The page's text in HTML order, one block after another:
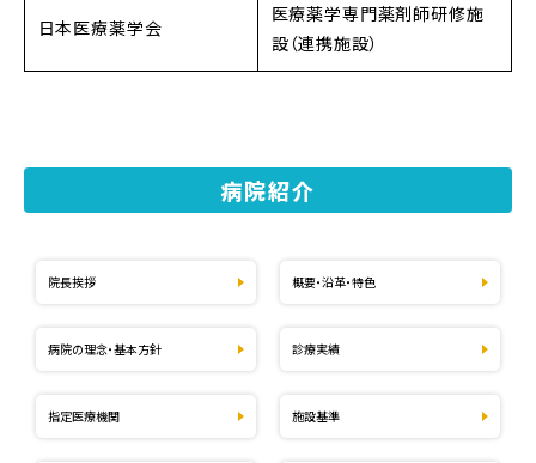
日本医療薬学会
医療薬学専門薬剤師研修施
設（連携施設）
病院紹介
院長挨拶 概要・沿革・特色
病院の理念・基本方針 診療実績
指定医療機関 施設基準